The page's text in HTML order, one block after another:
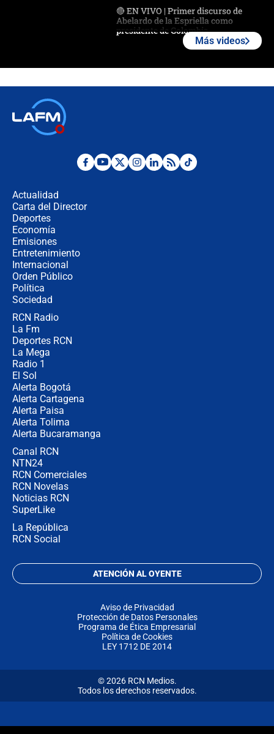
🔴 EN VIVO | Primer discurso de
Abelardo de la Espriella como
presidente de Colombia
Desde dermatitis hasta infecciones:
Más videos
Actualidad
Carta del Director
Deportes
Economía
Emisiones
Entretenimiento
Internacional
Orden Público
Política
Sociedad
RCN Radio
La Fm
Deportes RCN
La Mega
Radio 1
El Sol
Alerta Bogotá
Alerta Cartagena
Alerta Paisa
Alerta Tolima
Alerta Bucaramanga
Canal RCN
NTN24
RCN Comerciales
RCN Novelas
Noticias RCN
SuperLike
La República
RCN Social
ATENCIÓN AL OYENTE
Aviso de Privacidad
Protección de Datos Personales
Programa de Ética Empresarial
Política de Cookies
LEY 1712 DE 2014
© 2026 RCN Medios.
Todos los derechos reservados.